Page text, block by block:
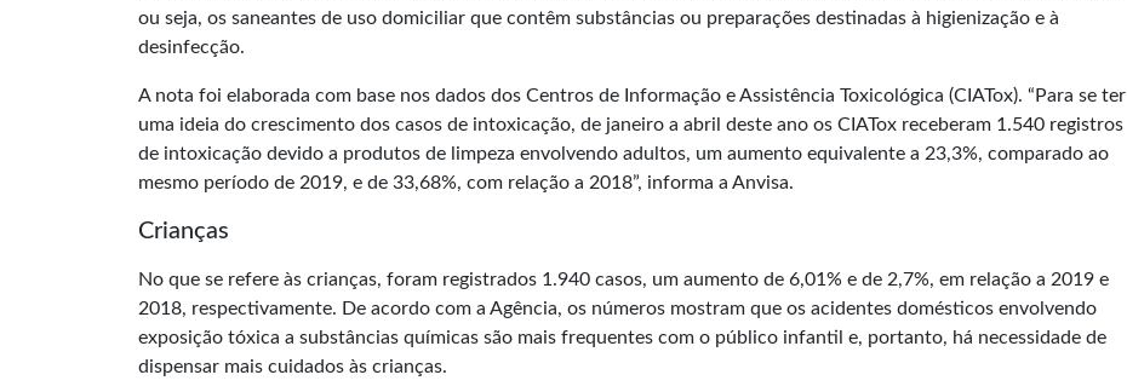
ou seja, os saneantes de uso domiciliar que contêm substâncias ou preparações destinadas à higienização e à
desinfecção.
A nota foi elaborada com base nos dados dos Centros de Informação e Assistência Toxicológica (CIATox). “Para se ter
uma ideia do crescimento dos casos de intoxicação, de janeiro a abril deste ano os CIATox receberam 1.540 registros
de intoxicação devido a produtos de limpeza envolvendo adultos, um aumento equivalente a 23,3%, comparado ao
mesmo período de 2019, e de 33,68%, com relação a 2018”, informa a Anvisa.
Crianças
No que se refere às crianças, foram registrados 1.940 casos, um aumento de 6,01% e de 2,7%, em relação a 2019 e
2018, respectivamente. De acordo com a Agência, os números mostram que os acidentes domésticos envolvendo
exposição tóxica a substâncias químicas são mais frequentes com o público infantil e, portanto, há necessidade de
dispensar mais cuidados às crianças.